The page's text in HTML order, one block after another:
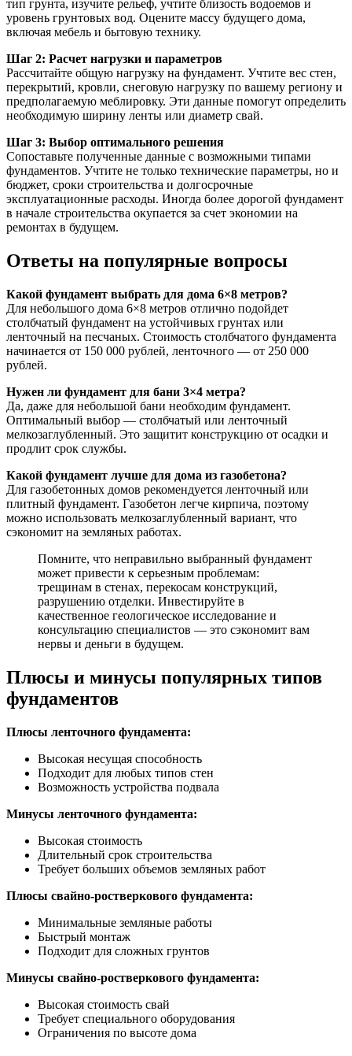
тип грунта, изучите рельеф, учтите близость водоемов и
уровень грунтовых вод. Оцените массу будущего дома,
включая мебель и бытовую технику.
Шаг 2: Расчет нагрузки и параметров
Рассчитайте общую нагрузку на фундамент. Учтите вес стен,
перекрытий, кровли, снеговую нагрузку по вашему региону и
предполагаемую меблировку. Эти данные помогут определить
необходимую ширину ленты или диаметр свай.
Шаг 3: Выбор оптимального решения
Сопоставьте полученные данные с возможными типами
фундаментов. Учтите не только технические параметры, но и
бюджет, сроки строительства и долгосрочные
эксплуатационные расходы. Иногда более дорогой фундамент
в начале строительства окупается за счет экономии на
ремонтах в будущем.
Ответы на популярные вопросы
Какой фундамент выбрать для дома 6×8 метров?
Для небольшого дома 6×8 метров отлично подойдет
столбчатый фундамент на устойчивых грунтах или
ленточный на песчаных. Стоимость столбчатого фундамента
начинается от 150 000 рублей, ленточного — от 250 000
рублей.
Нужен ли фундамент для бани 3×4 метра?
Да, даже для небольшой бани необходим фундамент.
Оптимальный выбор — столбчатый или ленточный
мелкозаглубленный. Это защитит конструкцию от осадки и
продлит срок службы.
Какой фундамент лучше для дома из газобетона?
Для газобетонных домов рекомендуется ленточный или
плитный фундамент. Газобетон легче кирпича, поэтому
можно использовать мелкозаглубленный вариант, что
сэкономит на земляных работах.
Помните, что неправильно выбранный фундамент
может привести к серьезным проблемам:
трещинам в стенах, перекосам конструкций,
разрушению отделки. Инвестируйте в
качественное геологическое исследование и
консультацию специалистов — это сэкономит вам
нервы и деньги в будущем.
Плюсы и минусы популярных типов
фундаментов
Плюсы ленточного фундамента:
Высокая несущая способность
Подходит для любых типов стен
Возможность устройства подвала
Минусы ленточного фундамента:
Высокая стоимость
Длительный срок строительства
Требует больших объемов земляных работ
Плюсы свайно-ростверкового фундамента:
Минимальные земляные работы
Быстрый монтаж
Подходит для сложных грунтов
Минусы свайно-ростверкового фундамента:
Высокая стоимость свай
Требует специального оборудования
Ограничения по высоте дома